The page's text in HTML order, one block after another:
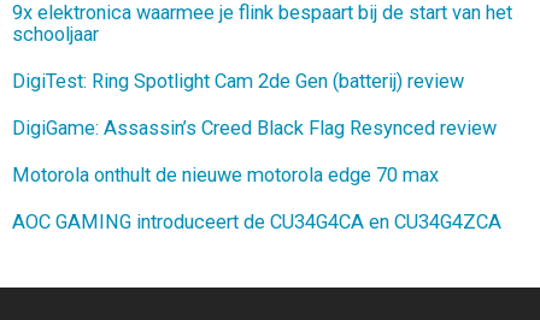
9x elektronica waarmee je flink bespaart bij de start van het
schooljaar
DigiTest: Ring Spotlight Cam 2de Gen (batterij) review
DigiGame: Assassin’s Creed Black Flag Resynced review
Motorola onthult de nieuwe motorola edge 70 max
AOC GAMING introduceert de CU34G4CA en CU34G4ZCA